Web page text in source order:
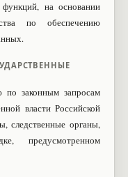
на основании
по обеспечению
законным запросам
власти Российской
следственные органы,
предусмотренном